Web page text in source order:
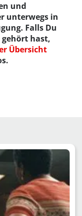
und
unterwegs in
Falls Du
hast,
Übersicht